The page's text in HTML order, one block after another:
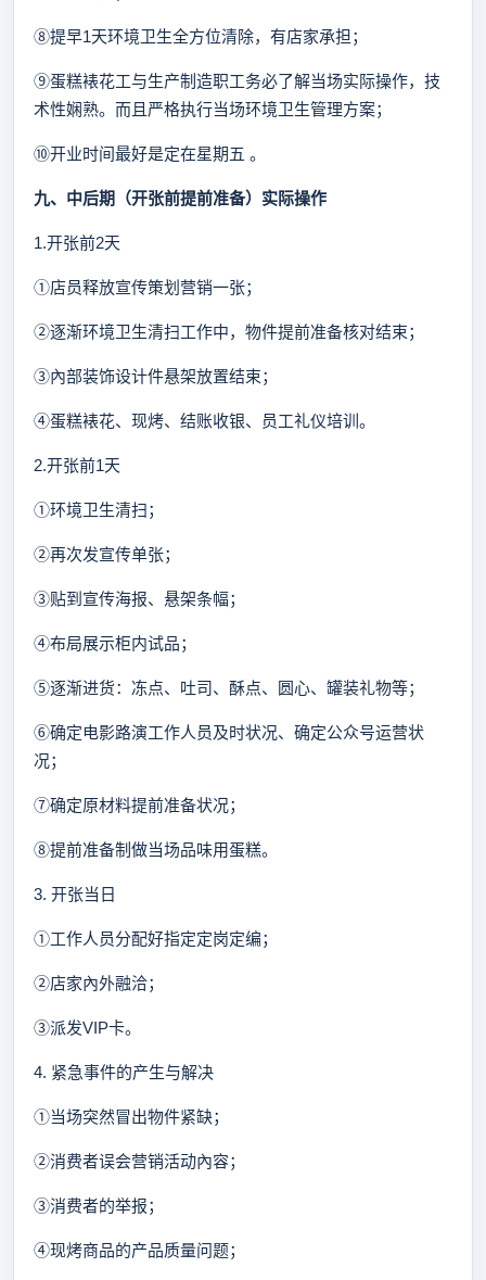
⑧提早1天环境卫生全方位清除，有店家承担；
⑨蛋糕裱花工与生产制造职工务必了解当场实际操作，技
术性娴熟。而且严格执行当场环境卫生管理方案；
⑩开业时间最好是定在星期五 。
九、 中后期（开张前提前准备）实际操作
1.开张前2天
①店员释放宣传策划营销一张；
②逐渐环境卫生清扫工作中，物件提前准备核对结束；
③內部装饰设计件悬架放置结束；
④蛋糕裱花、现烤、结账收银、员工礼仪培训。
2.开张前1天
①环境卫生清扫；
②再次发宣传单张；
③贴到宣传海报、悬架条幅；
④布局展示柜内试品；
⑤逐渐进货：冻点、吐司、酥点、圆心、罐装礼物等；
⑥确定电影路演工作人员及时状况、确定公众号运营状
况；
⑦确定原材料提前准备状况；
⑧提前准备制做当场品味用蛋糕。
3. 开张当日
①工作人员分配好指定定岗定编；
②店家內外融洽；
③派发VIP卡。
4. 紧急事件的产生与解决
①当场突然冒出物件紧缺；
②消费者误会营销活动內容；
③消费者的举报；
④现烤商品的产品质量问题；